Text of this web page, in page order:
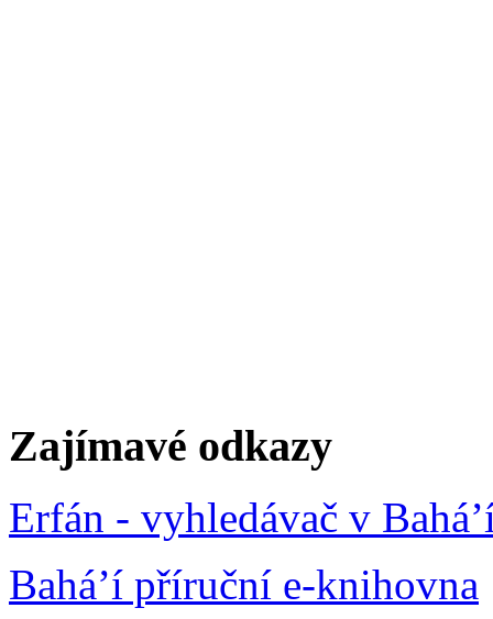
Zajímavé odkazy
Erfán - vyhledávač v
Bahá’í příruční e-knihovna